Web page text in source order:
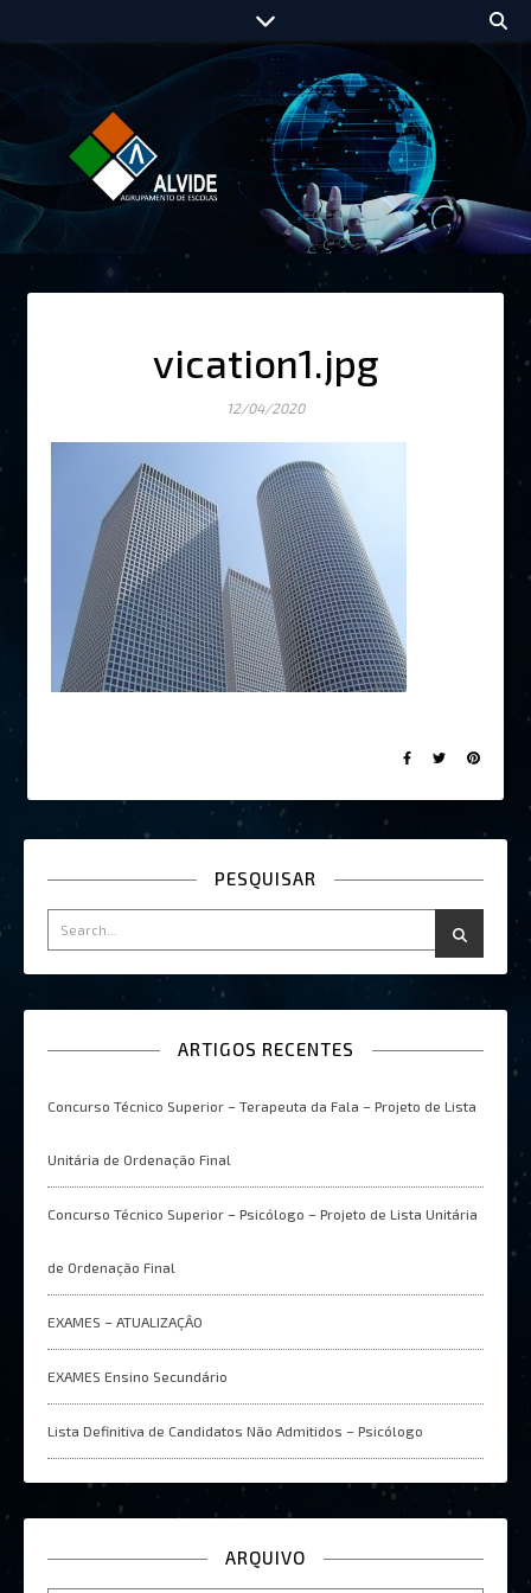
vication1.jpg
12/04/2020
PESQUISAR
ARTIGOS RECENTES
Concurso Técnico Superior – Terapeuta da Fala – Projeto de Lista
Unitária de Ordenação Final
Concurso Técnico Superior – Psicólogo – Projeto de Lista Unitária
de Ordenação Final
EXAMES – ATUALIZAÇÂO
EXAMES Ensino Secundário
Lista Definitiva de Candidatos Não Admitidos – Psicólogo
ARQUIVO